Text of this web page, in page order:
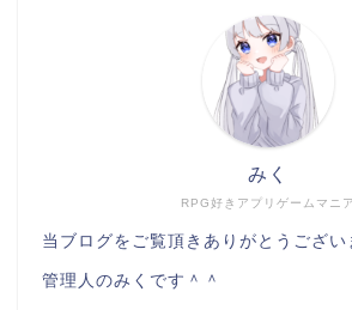
RPG好きアプリゲームマニア
みく
当ブログをご覧頂きありがとうござい
管理人のみくです＾＾